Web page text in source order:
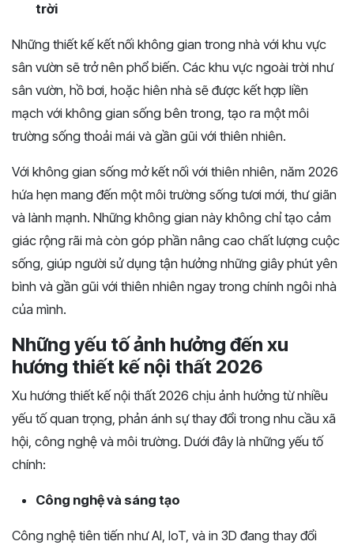
trời
Những thiết kế kết nối không gian trong nhà với khu vực
sân vườn sẽ trở nên phổ biến. Các khu vực ngoài trời như
sân vườn, hồ bơi, hoặc hiên nhà sẽ được kết hợp liền
mạch với không gian sống bên trong, tạo ra một môi
trường sống thoải mái và gần gũi với thiên nhiên.
Với không gian sống mở kết nối với thiên nhiên, năm 2026
hứa hẹn mang đến một môi trường sống tươi mới, thư giãn
và lành mạnh. Những không gian này không chỉ tạo cảm
giác rộng rãi mà còn góp phần nâng cao chất lượng cuộc
sống, giúp người sử dụng tận hưởng những giây phút yên
bình và gần gũi với thiên nhiên ngay trong chính ngôi nhà
của mình.
Những yếu tố ảnh hưởng đến xu
hướng thiết kế nội thất 2026
Xu hướng thiết kế nội thất 2026 chịu ảnh hưởng từ nhiều
yếu tố quan trọng, phản ánh sự thay đổi trong nhu cầu xã
hội, công nghệ và môi trường. Dưới đây là những yếu tố
chính:
Công nghệ và sáng tạo
Công nghệ tiên tiến như AI, IoT, và in 3D đang thay đổi